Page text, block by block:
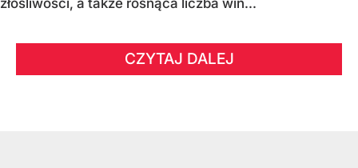
złośliwości, a także rosnąca liczba win...
CZYTAJ DALEJ